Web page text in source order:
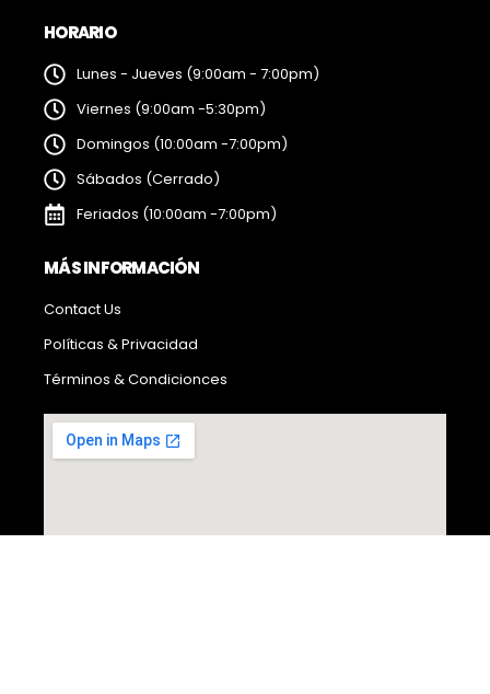
HORARIO
Lunes - Jueves (9:00am - 7:00pm)
Viernes (9:00am -5:30pm)
Domingos (10:00am -7:00pm)
Sábados (Cerrado)
Feriados (10:00am -7:00pm)
MÁS INFORMACIÓN
Contact Us
Políticas & Privacidad
Términos & Condicionces